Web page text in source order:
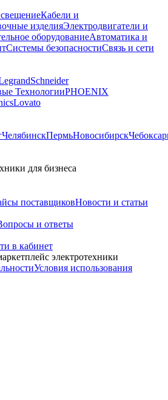
Кабели и
изделияЭлектродвигатели и
оборудованиеАвтоматика и
Системы безопасностиСвязь и сети
Schneider
ТехнологииPHOENIX
Lovato
ЧелябинскПермьНовосибирск
для бизнеса
поставщиковНовости и статьи
и ответы
в кабинет
электротехники
Условия использования